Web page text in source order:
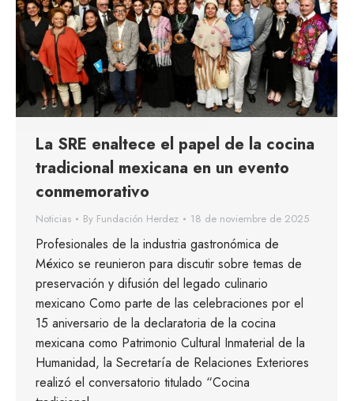
La SRE enaltece el papel de la cocina
tradicional mexicana en un evento
conmemorativo
Noticias By Fundación Herdez 18 de noviembre de 2025
Profesionales de la industria gastronómica de
México se reunieron para discutir sobre temas de
preservación y difusión del legado culinario
mexicano Como parte de las celebraciones por el
15 aniversario de la declaratoria de la cocina
mexicana como Patrimonio Cultural Inmaterial de la
Humanidad, la Secretaría de Relaciones Exteriores
realizó el conversatorio titulado “Cocina